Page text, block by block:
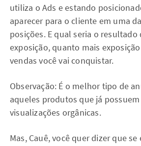
utiliza o Ads e estando
aparecer para o cliente em uma
posições. E qual seria o resultado
exposição, quanto mais
vendas você vai conquistar.
Observação: É o melhor tipo de
aqueles produtos que já
visualizações orgânicas.
Mas, Cauê, você quer dizer que